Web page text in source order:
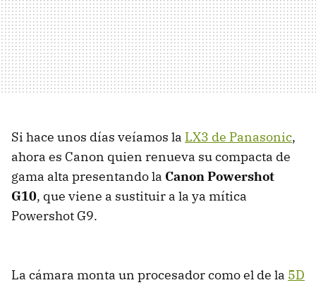
Si hace unos días veíamos la LX3 de Panasonic,
ahora es Canon quien renueva su compacta de
gama alta presentando la Canon Powershot
G10, que viene a sustituir a la ya mítica
Powershot G9.
La cámara monta un procesador como el de la 5D